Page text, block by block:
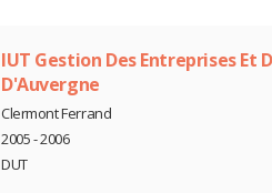
IUT Gestion Des Entreprises
D'Auvergne
Clermont Ferrand
2005 - 2006
DUT